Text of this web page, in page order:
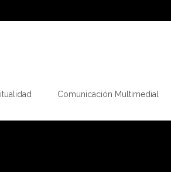
Comunicación Multimedial